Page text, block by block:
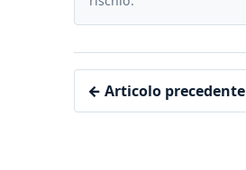
← Articolo precedente